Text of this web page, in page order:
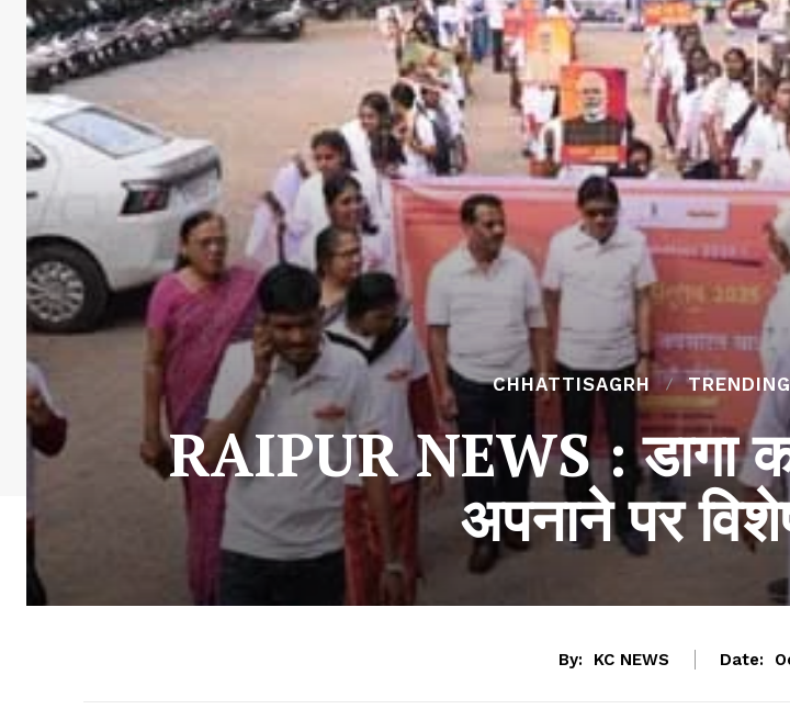
CHHATTISAGRH
RAIPUR NEWS : डागा
अपनाने पर
By: KC NEWS Date: